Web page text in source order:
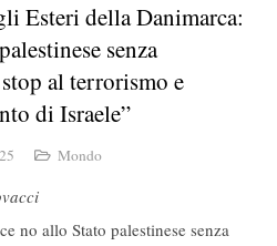
Esteri della Danimarca:
senza
al terrorismo e
di Israele”
Mondo
no allo Stato palestinese senza